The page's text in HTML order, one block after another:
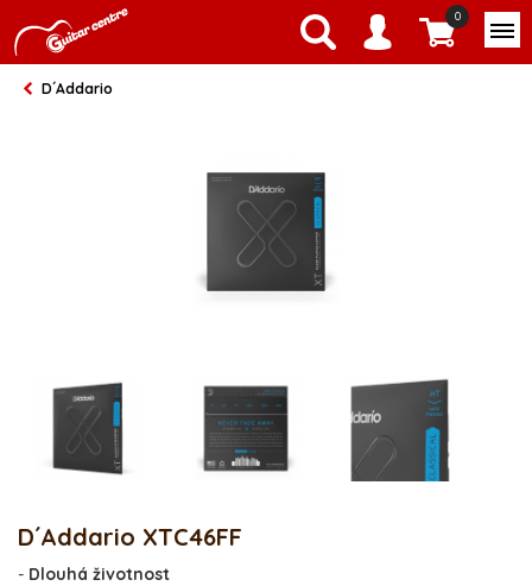
0
D´Addario
D´Addario XTC46FF
- Dlouhá životnost